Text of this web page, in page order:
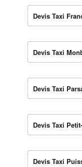
Devis Taxi
Devis Taxi
Devis Taxi
Devis Taxi
Devis Taxi